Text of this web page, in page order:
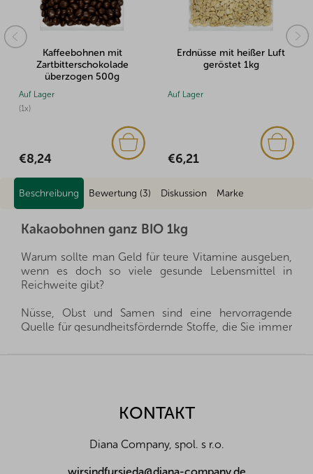
Kaffeebohnen mit
Zartbitterschokolade
überzogen 500g
(1x)
Auf Lager
€8,24
Erdnüsse mit heißer Luft
geröstet 1kg
Auf Lager
€6,21
Beschreibung Bewertung (3) Diskussion Marke
Kakaobohnen ganz BIO 1kg
Warum sollte man Geld für teure Vitamine ausgeben,
wenn es doch so viele gesunde Lebensmittel in
Reichweite gibt?
Nüsse, Obst und Samen sind eine hervorragende
Quelle für gesundheitsfördernde Stoffe, die Sie immer
sättigend. Noch wertvoller sind sie in Bio-Qualität, d.h.
welche für die eigene Familie die richtigen sind.
Wir importieren alle unsere Produkte direkt aus den
Herkunftsländern, und dank der guten Beziehungen
und des fairen Umgangs mit unseren Lieferanten sind
KONTAKT
Diana Company, spol. s r.o.